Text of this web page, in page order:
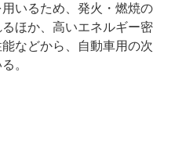
いるため、発火・燃焼の
ほか、高いエネルギー密
などから、自動車用の次
。